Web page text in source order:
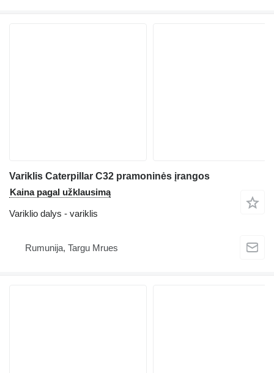
Variklis Caterpillar C32 pramoninės įrangos
Kaina pagal užklausimą
Variklio dalys - variklis
Rumunija, Targu Mrues